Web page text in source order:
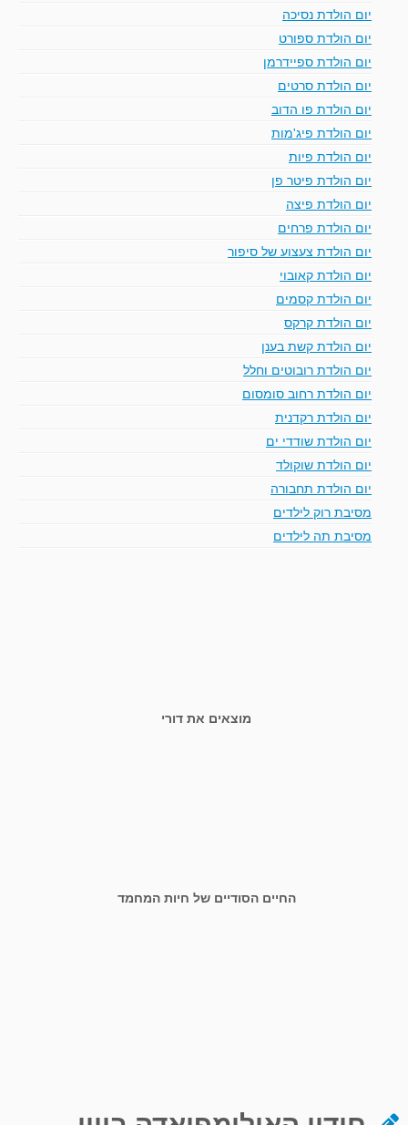
יום הולדת נסיכה
יום הולדת ספורט
יום הולדת ספיידרמן
יום הולדת סרטים
יום הולדת פו הדוב
יום הולדת פיג'מות
יום הולדת פיות
יום הולדת פיטר פן
יום הולדת פיצה
יום הולדת פרחים
יום הולדת צעצוע של סיפור
יום הולדת קאובוי
יום הולדת קסמים
יום הולדת קרקס
יום הולדת קשת בענן
יום הולדת רובוטים וחלל
יום הולדת רחוב סומסום
יום הולדת רקדנית
יום הולדת שודדי ים
יום הולדת שוקולד
יום הולדת תחבורה
מסיבת רוק לילדים
מסיבת תה לילדים
מוצאים את דורי
החיים הסודיים של חיות המחמד